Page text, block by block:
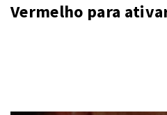
Vermelho para